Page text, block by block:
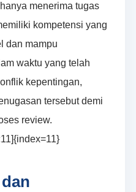
menerima tugas
kompetensi yang
dan mampu
waktu yang telah
kepentingan,
tersebut demi
review.